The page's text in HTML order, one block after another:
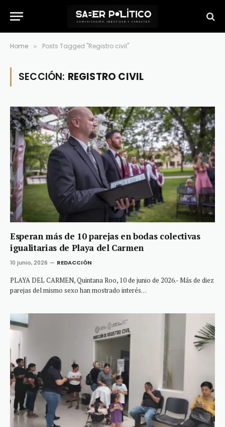
Home » Posts Tagged "Registro civil"
SECCIÓN: REGISTRO CIVIL
Esperan más de 10 parejas en bodas colectivas
igualitarias de Playa del Carmen
10 junio, 2026 REDACCIÓN
PLAYA DEL CARMEN, Quintana Roo, 10 de junio de 2026.- Más de diez
parejas del mismo sexo han mostrado interés…